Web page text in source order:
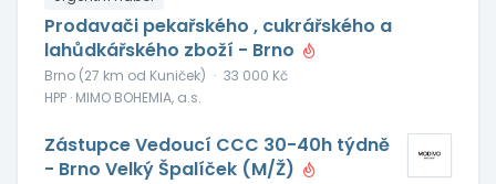
Prodavači pekařského , cukrářského a
lahůdkářského zboží - Brno
Brno (27 km od Kuniček) · 33 000 Kč
HPP · MIMO BOHEMIA, a.s.
Zástupce Vedoucí CCC 30-40h týdně
- Brno Velký Špalíček (M/Ž)